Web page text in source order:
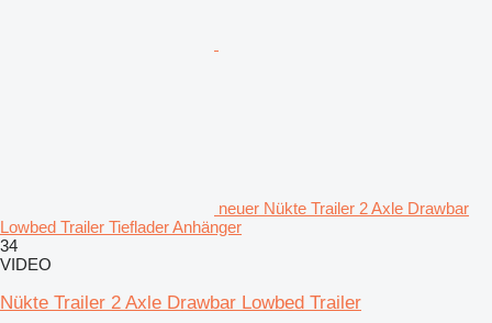
neuer Nükte Trailer 2 Axle Drawbar
Lowbed Trailer Tieflader Anhänger
34
VIDEO
Nükte Trailer 2 Axle Drawbar Lowbed Trailer